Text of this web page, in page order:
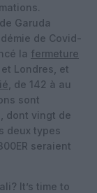
Garuda
de Covid-
la fermeture
Londres, et
, de 142 à au
sont
dont vingt de
deux types
seraient
It’s time to